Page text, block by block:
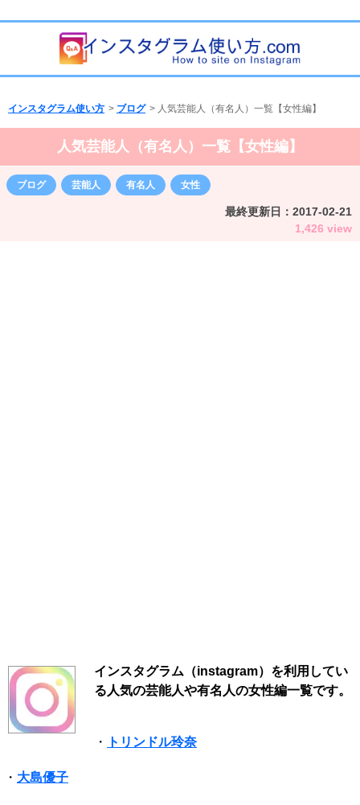
インスタグラム使い方 > ブログ > 人気芸能人（有名人）一覧【女性編】
人気芸能人（有名人）一覧【女性編】
ブログ 芸能人 有名人 女性
最終更新日： 2017-02-21
1,426 view
インスタグラム（instagram）を利用してい
る人気の芸能人や有名人の女性編一覧です。
・ トリンドル玲奈
・ 大島優子